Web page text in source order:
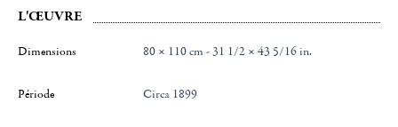
L'ŒUVRE
Dimensions 80 × 110 cm - 31 1/2 × 43 5/16 in.
Période Circa 1899